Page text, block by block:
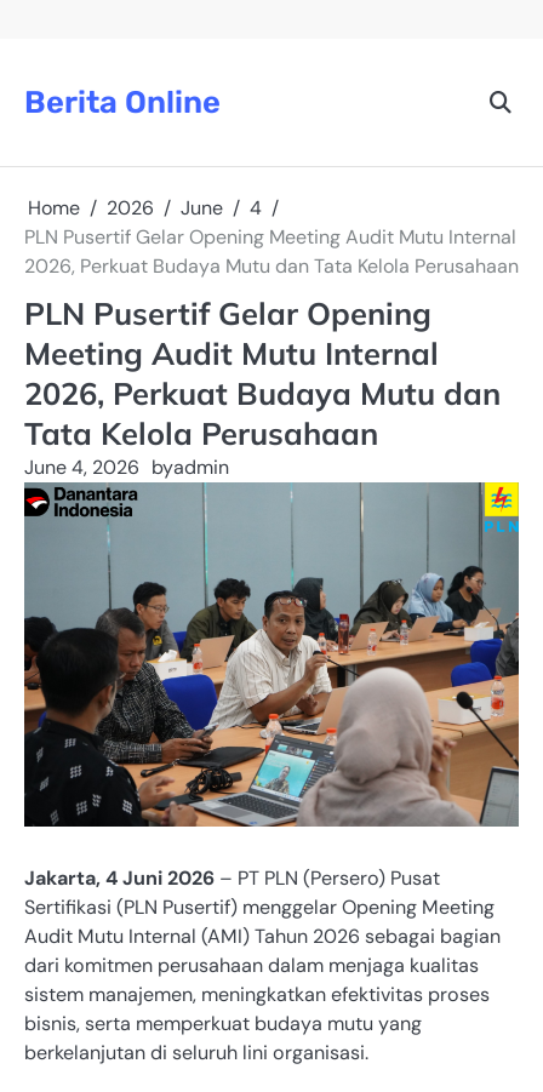
Berita Online
Home 2026 June
4
PLN Pusertif Gelar Opening Meeting Audit Mutu Internal
2026, Perkuat Budaya Mutu dan Tata Kelola Perusahaan
PLN Pusertif Gelar Opening
Meeting Audit Mutu Internal
2026, Perkuat Budaya Mutu dan
Tata Kelola Perusahaan
June 4, 2026 byadmin
Jakarta, 4 Juni 2026 – PT PLN (Persero) Pusat
Sertifikasi (PLN Pusertif) menggelar Opening Meeting
Audit Mutu Internal (AMI) Tahun 2026 sebagai bagian
dari komitmen perusahaan dalam menjaga kualitas
sistem manajemen, meningkatkan efektivitas proses
bisnis, serta memperkuat budaya mutu yang
berkelanjutan di seluruh lini organisasi.